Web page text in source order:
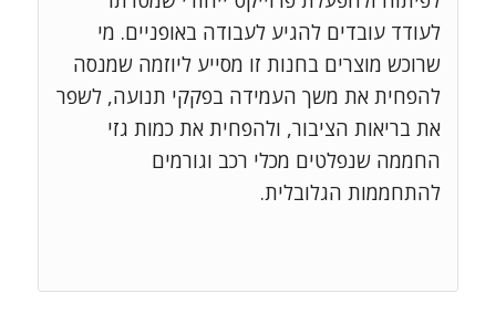
לעודד עובדים להגיע לעבודה באופניים. מי
שרוכש מוצרים בחנות זו מסייע ליוזמה שמנסה
להפחית את משך העמידה בפקקי תנועה, לשפר
את בריאות הציבור, ולהפחית את כמות גזי
החממה שנפלטים מכלי רכב וגורמים
להתחממות הגלובלית.